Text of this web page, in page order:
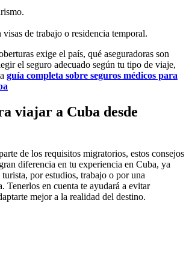
visas de trabajo o residencia temporal.
exige el país, qué aseguradoras son
el seguro adecuado según tu tipo de viaje,
guía completa sobre seguros médicos para
viajar a Cuba desde
de los requisitos migratorios, estos consejos
diferencia en tu experiencia en Cuba, ya
por estudios, trabajo o por una
Tenerlos en cuenta te ayudará a evitar
mejor a la realidad del destino.